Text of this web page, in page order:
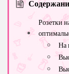
Розетки
На